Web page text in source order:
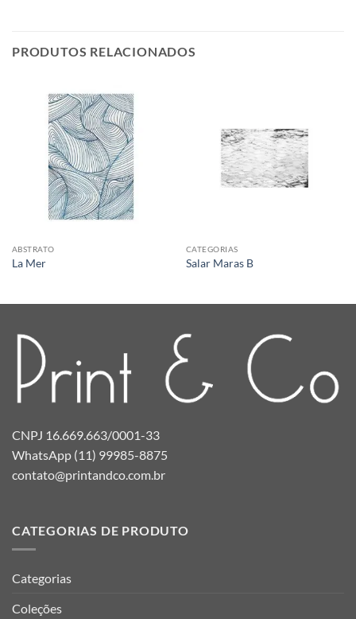
PRODUTOS RELACIONADOS
ABSTRATO
La Mer
CATEGORIAS
Salar Maras B
CNPJ 16.669.663/0001-33
WhatsApp (11) 99985-8875
contato@printandco.com.br
CATEGORIAS DE PRODUTO
Categorias
Coleções